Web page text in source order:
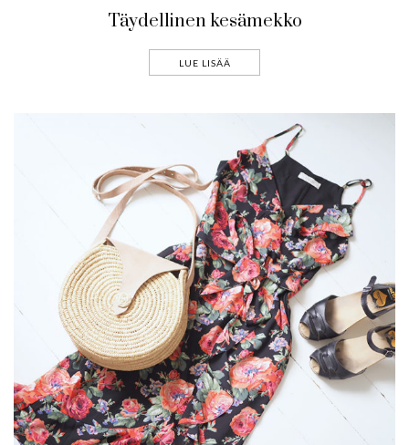
Täydellinen kesämekko
LUE LISÄÄ